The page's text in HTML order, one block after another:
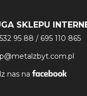
SKLEPU
95 88 / 695 110 865
nas na